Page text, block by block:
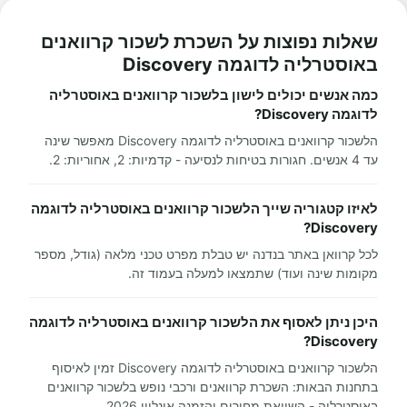
שאלות נפוצות על השכרת לשכור קרוואנים
באוסטרליה לדוגמה Discovery
כמה אנשים יכולים לישון בלשכור קרוואנים באוסטרליה
לדוגמה Discovery?
הלשכור קרוואנים באוסטרליה לדוגמה Discovery מאפשר שינה
עד 4 אנשים. חגורות בטיחות לנסיעה - קדמיות: 2, אחוריות: 2.
לאיזו קטגוריה שייך הלשכור קרוואנים באוסטרליה לדוגמה
Discovery?
לכל קרוואן באתר בנדנה יש טבלת מפרט טכני מלאה (גודל, מספר
מקומות שינה ועוד) שתמצאו למעלה בעמוד זה.
היכן ניתן לאסוף את הלשכור קרוואנים באוסטרליה לדוגמה
Discovery?
הלשכור קרוואנים באוסטרליה לדוגמה Discovery זמין לאיסוף
בתחנות הבאות: השכרת קרוואנים ורכבי נופש בלשכור קרוואנים